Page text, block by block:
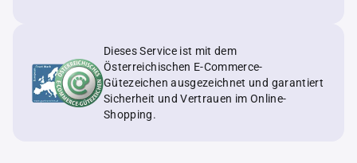
Dieses Service ist mit dem
Österreichischen E-Commerce-
Gütezeichen ausgezeichnet und garantiert
Sicherheit und Vertrauen im Online-
Shopping.